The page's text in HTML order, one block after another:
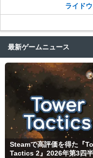
ライド
最新ゲームニュース
Steamで高評価を得た『
Tactics 2』2026年第3四